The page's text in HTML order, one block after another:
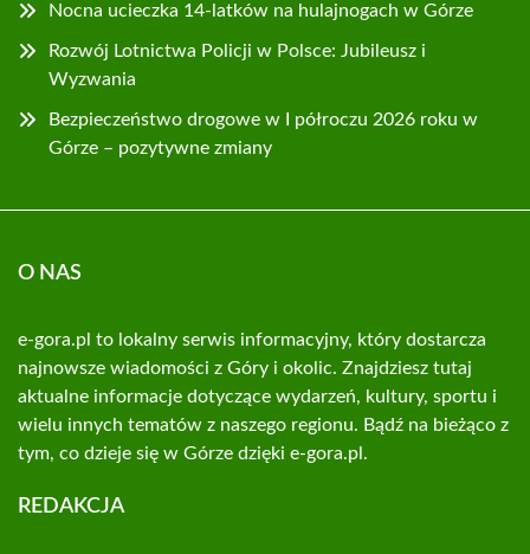
Nocna ucieczka 14-latków na hulajnogach w Górze
Rozwój Lotnictwa Policji w Polsce: Jubileusz i
Wyzwania
Bezpieczeństwo drogowe w I półroczu 2026 roku w
Górze – pozytywne zmiany
O NAS
e-gora.pl to lokalny serwis informacyjny, który dostarcza
najnowsze wiadomości z Góry i okolic. Znajdziesz tutaj
aktualne informacje dotyczące wydarzeń, kultury, sportu i
wielu innych tematów z naszego regionu. Bądź na bieżąco z
tym, co dzieje się w Górze dzięki e-gora.pl.
REDAKCJA